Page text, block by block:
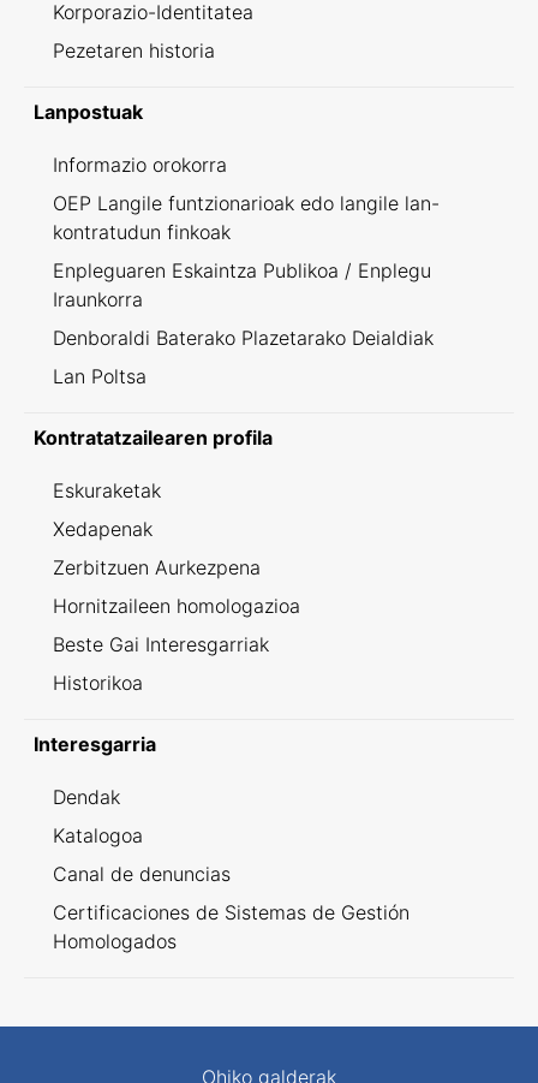
Korporazio-Identitatea
Pezetaren historia
Lanpostuak
Informazio orokorra
OEP Langile funtzionarioak edo langile lan-
kontratudun finkoak
Enpleguaren Eskaintza Publikoa / Enplegu
Iraunkorra
Denboraldi Baterako Plazetarako Deialdiak
Lan Poltsa
Kontratatzailearen profila
Eskuraketak
Xedapenak
Zerbitzuen Aurkezpena
Hornitzaileen homologazioa
Beste Gai Interesgarriak
Historikoa
Interesgarria
Dendak
Katalogoa
Canal de denuncias
Certificaciones de Sistemas de Gestión
Homologados
Ohiko galderak